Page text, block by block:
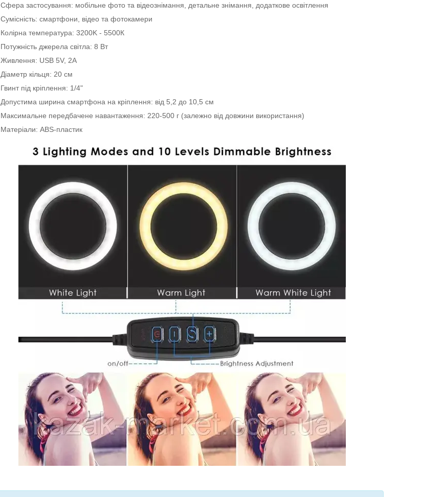
Сфера застосування: мобільне фото та відеознімання, детальне знімання, додаткове освітлення
Сумісність: смартфони, відео та фотокамери
Колірна температура: 3200K - 5500К
Потужність джерела світла: 8 Вт
Живлення: USB 5V, 2A
Діаметр кільця: 20 см
Гвинт під кріплення: 1/4"
Допустима ширина смартфона на кріплення: від 5,2 до 10,5 см
Максимальне передбачене навантаження: 220-500 г (залежно від довжини використання)
Матеріали: ABS-пластик